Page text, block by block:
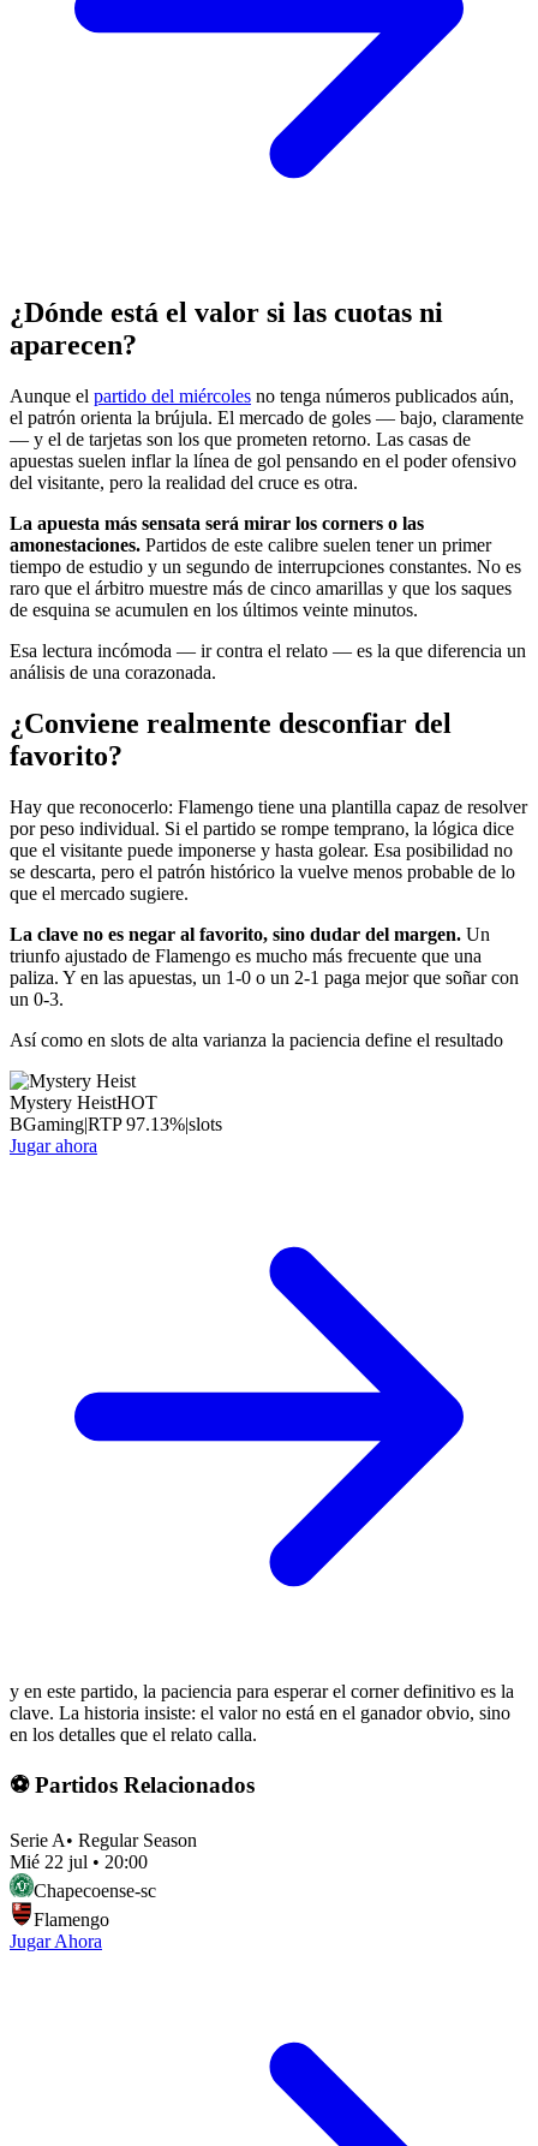
¿Dónde está el valor si las cuotas ni
aparecen?
Aunque el partido del miércoles no tenga números publicados aún,
el patrón orienta la brújula. El mercado de goles — bajo, claramente
— y el de tarjetas son los que prometen retorno. Las casas de
apuestas suelen inflar la línea de gol pensando en el poder ofensivo
del visitante, pero la realidad del cruce es otra.
La apuesta más sensata será mirar los corners o las
amonestaciones. Partidos de este calibre suelen tener un primer
tiempo de estudio y un segundo de interrupciones constantes. No es
raro que el árbitro muestre más de cinco amarillas y que los saques
de esquina se acumulen en los últimos veinte minutos.
Esa lectura incómoda — ir contra el relato — es la que diferencia un
análisis de una corazonada.
¿Conviene realmente desconfiar del
favorito?
Hay que reconocerlo: Flamengo tiene una plantilla capaz de resolver
por peso individual. Si el partido se rompe temprano, la lógica dice
que el visitante puede imponerse y hasta golear. Esa posibilidad no
se descarta, pero el patrón histórico la vuelve menos probable de lo
que el mercado sugiere.
La clave no es negar al favorito, sino dudar del margen. Un
triunfo ajustado de Flamengo es mucho más frecuente que una
paliza. Y en las apuestas, un 1-0 o un 2-1 paga mejor que soñar con
un 0-3.
Así como en slots de alta varianza la paciencia define el resultado
Mystery HeistHOT
BGaming|RTP97.13%|slots
Jugar ahora
y en este partido, la paciencia para esperar el corner definitivo es la
clave. La historia insiste: el valor no está en el ganador obvio, sino
en los detalles que el relato calla.
⚽ Partidos Relacionados
Serie A• Regular Season
Mié 22 jul • 20:00
Chapecoense-sc
Flamengo
Jugar Ahora